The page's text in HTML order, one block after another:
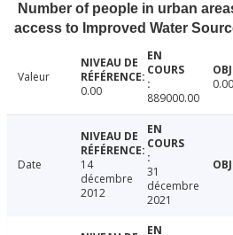
Number of people in urban
access to Improved Water
Valeur
0.00
889000.00
0.00
Date
14
décembre
2012
31
décembre
2021